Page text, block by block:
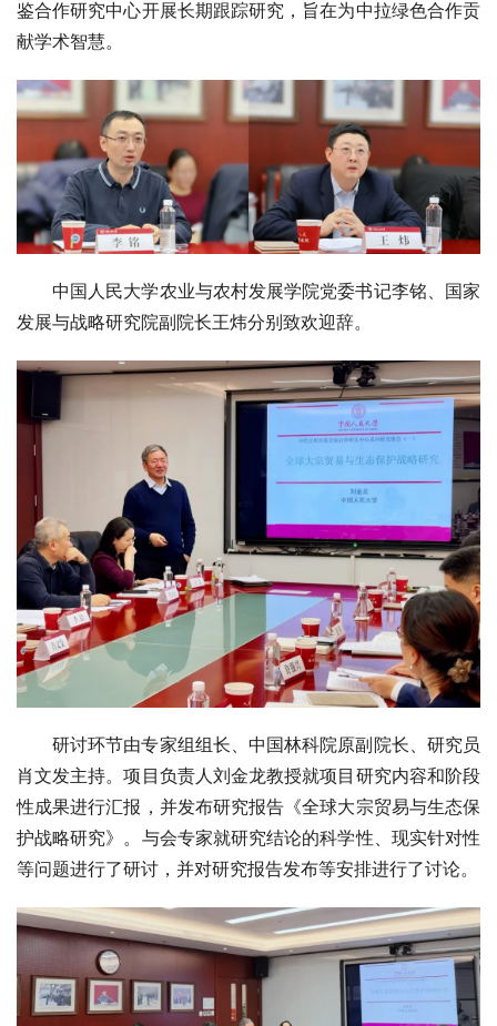
鉴合作研究中心开展长期跟踪研究，旨在为中拉绿色合作贡
献学术智慧。
中国人民大学农业与农村发展学院党委书记李铭、国家
发展与战略研究院副院长王炜分别致欢迎辞。
研讨环节由专家组组长、中国林科院原副院长、研究员
肖文发主持。项目负责人刘金龙教授就项目研究内容和阶段
性成果进行汇报，并发布研究报告《全球大宗贸易与生态保
护战略研究》。与会专家就研究结论的科学性、现实针对性
等问题进行了研讨，并对研究报告发布等安排进行了讨论。